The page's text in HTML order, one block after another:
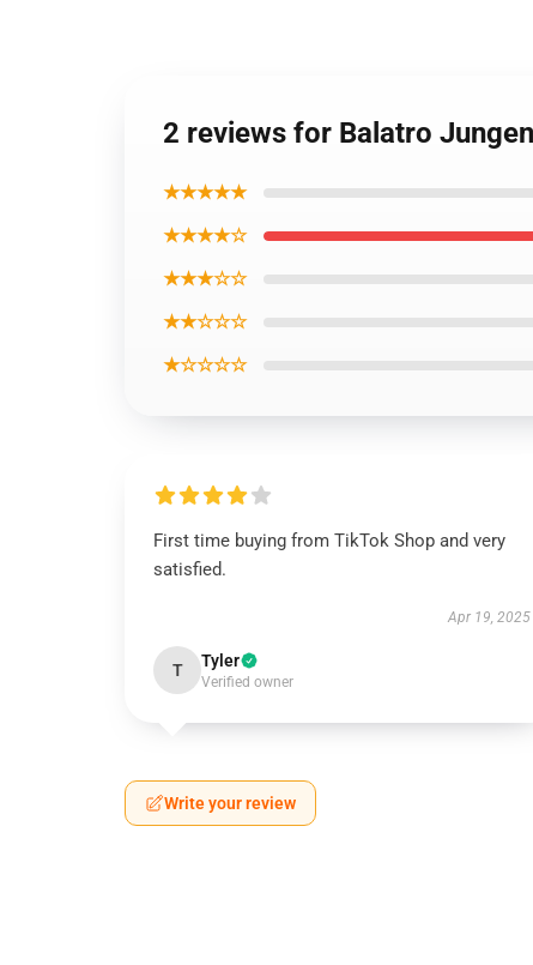
2 reviews for Balatro
★★★★★
★★★★☆
★★★☆☆
★★☆☆☆
★☆☆☆☆
First time buying from TikTok Shop and very
satisfied.
Apr 19, 2025
T Tyler
Verified owner
Write your review